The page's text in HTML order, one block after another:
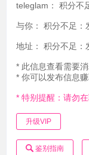
teleglam： 积分不
与你： 积分不足：
地址： 积分不足：
* 此信息查看需要
* 你可以发布信息
* 特别提醒：请勿
升级VIP
鉴别指南